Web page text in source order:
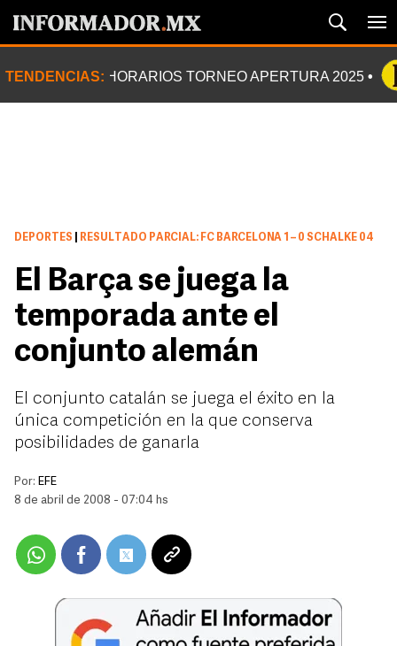
TENDENCIAS: HORARIOS TORNEO APERTURA 2025
DEPORTES RESULTADO PARCIAL: FC BARCELONA 1 – 0 SCHALKE 04
El Barça se juega la
temporada ante el
conjunto alemán
El conjunto catalán se juega el éxito en la
única competición en la que conserva
posibilidades de ganarla
Por: EFE
8 de abril de 2008 - 07:04 hs